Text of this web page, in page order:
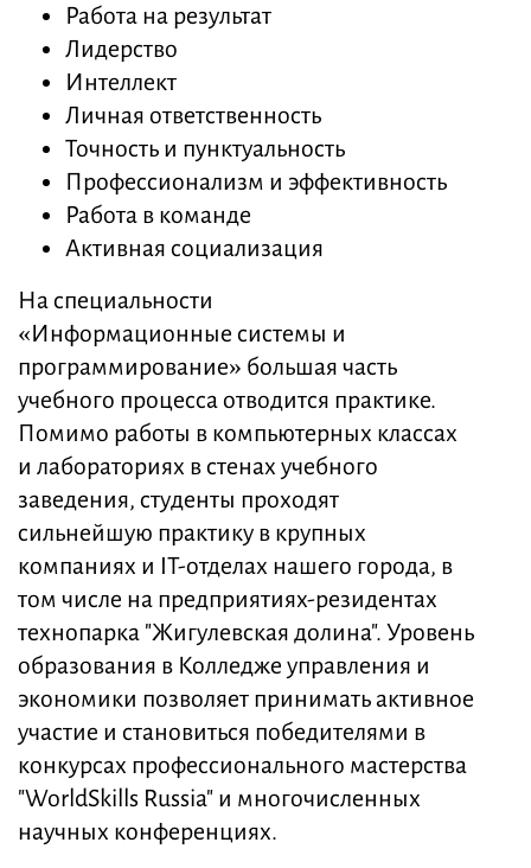
Работа на результат
Лидерство
Интеллект
Личная ответственность
Точность и пунктуальность
Профессионализм и эффективность
Работа в команде
Активная социализация
На специальности
«Информационные системы и
программирование» большая часть
учебного процесса отводится практике.
Помимо работы в компьютерных классах
и лабораториях в стенах учебного
заведения, студенты проходят
сильнейшую практику в крупных
компаниях и IT-отделах нашего города, в
том числе на предприятиях-резидентах
технопарка "Жигулевская долина". Уровень
образования в Колледже управления и
экономики позволяет принимать активное
участие и становиться победителями в
конкурсах профессионального мастерства
"WorldSkills Russia" и многочисленных
научных конференциях.